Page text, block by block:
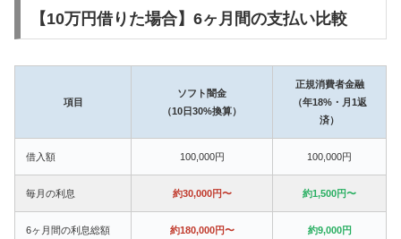
【10万円借りた場合】6ヶ月間の支払い比較
項目
ソフト闇金
（10日30%換算）
正規消費者金融
（年18%・月1返
済）
借入額 100,000円 100,000円
毎月の利息 約30,000円〜 約1,500円〜
6ヶ月間の利息総額 約180,000円〜 約9,000円